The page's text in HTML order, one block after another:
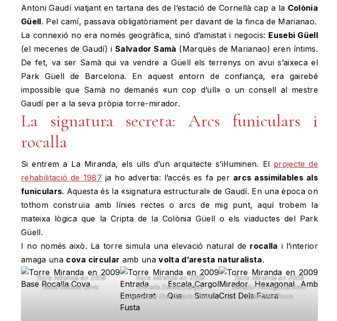
Antoni Gaudí viatjant en tartana des de l’estació de Cornellà cap a la Colònia
Güell. Pel camí, passava obligatòriament per davant de la finca de Marianao.
La connexió no era només geogràfica, sinó d’amistat i negocis: Eusebi Güell
(el mecenes de Gaudí) i Salvador Samà (Marquès de Marianao) eren íntims.
De fet, va ser Samà qui va vendre a Güell els terrenys on avui s’aixeca el
Park Güell de Barcelona. En aquest entorn de confiança, era gairebé
impossible que Samà no demanés «un cop d’ull» o un consell al mestre
Gaudí per a la seva pròpia torre-mirador.
La signatura secreta: Arcs funiculars i
rocalla
Si entrem a La Miranda, els ulls d’un arquitecte s’il·luminen. El projecte de
rehabilitació de 1987 ja ho advertia: l’accés es fa per arcs assimilables als
funiculars. Aquesta és la «signatura estructural» de Gaudí. En una època on
tothom construïa amb línies rectes o arcs de mig punt, aquí trobem la
mateixa lògica que la Cripta de la Colònia Güell o els viaductes del Park
Güell.
I no només això. La torre simula una elevació natural de rocalla i l’interior
amaga una cova circular amb unavolta d’aresta naturalista.
Torre Miranda en 2009
Base Rocalla Cova
Torre Miranda en 2009
Entrada Escala_Cargol
Empedrat Que Simula Fusta
Torre Miranda en 2009
Mirador Hexagonal Amb
Crist Dels Faura